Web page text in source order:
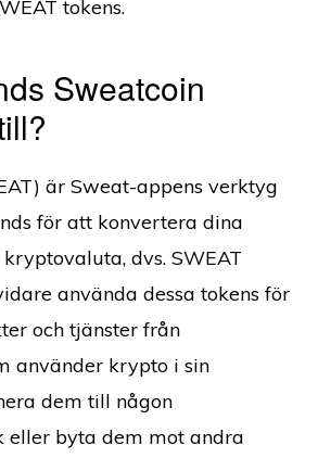
tokens.
Sweatcoin
är Sweat-appens verktyg
för att konvertera dina
dvs. SWEAT
använda dessa tokens för
och tjänster från
använder krypto i sin
dem till någon
eller byta dem mot andra